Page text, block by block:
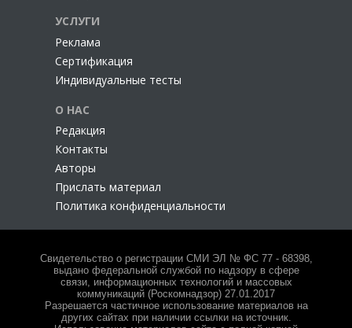
УСЛУГИ
Реклама
Сертификация
Индивидуальные тесты
О НАС
Редакция
Контакты
Авторы
Прислать материал
Политика конфиденциальности
Свидетельство о регистрации СМИ ЭЛ № ФС 77 - 68398,
выдано федеральной службой по надзору в сфере
связи, информационных технологий и массовых
коммуникаций (Роскомнадзор) 27.01.2017
Разрешается частичное использование материалов на
других сайтах при наличии ссылки на источник.